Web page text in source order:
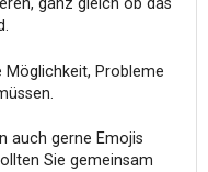
ganz gleich ob das
Probleme
auch gerne Emojis
Sie gemeinsam